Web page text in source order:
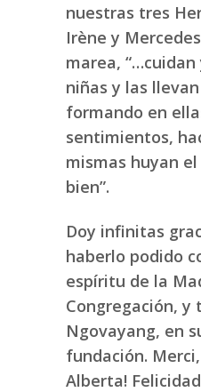
nuestras tres
Irène y
marea,
niñas y las
formando en
sentimientos,
mismas huyan
bien”.
Doy infinitas
haberlo podido
espíritu de la
Congregación, y
Ngovayang, en
fundación.
Alberta!